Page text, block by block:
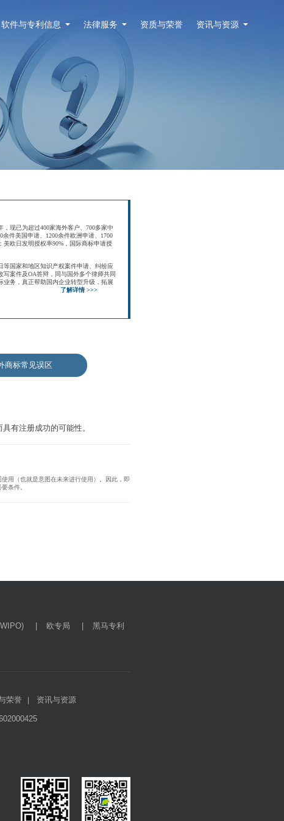
软件与专利信息 法律服务 资质与荣誉 资讯与资源
，现已为超过400家海外客户、700多家中
余件美国申请、1200余件欧洲申请、1700
美欧日发明授权率90%，国际商标申请授
等国家和地区知识产权案件申请、纠纷应
案件及OA答辩，同与国外多个律师共同
业务，真正帮助国内企业转型升级，拓展
了解详情 >>>
商标常见误区
有注册成功的可能性。
用（也就是意图在未来进行使用）。因此，即
条件。
欧专局 黑马专利
荣誉 资讯与资源